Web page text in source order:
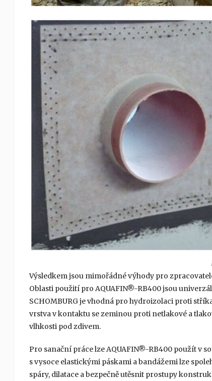
Výsledkem jsou mimořádné výhody pro
Oblasti použití pro AQUAFIN®-RB400 jsou
SCHOMBURG je vhodná pro hydroizolaci proti
vrstva v kontaktu se zeminou proti netlakové a
vlhkosti pod zdivem.
Pro sanační práce lze AQUAFIN®-RB400 použít v
s vysoce elastickými páskami a bandážemi lze
spáry, dilatace a bezpečně utěsnit prostupy